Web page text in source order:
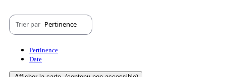
Trier par Pertinence
Pertinence
Date